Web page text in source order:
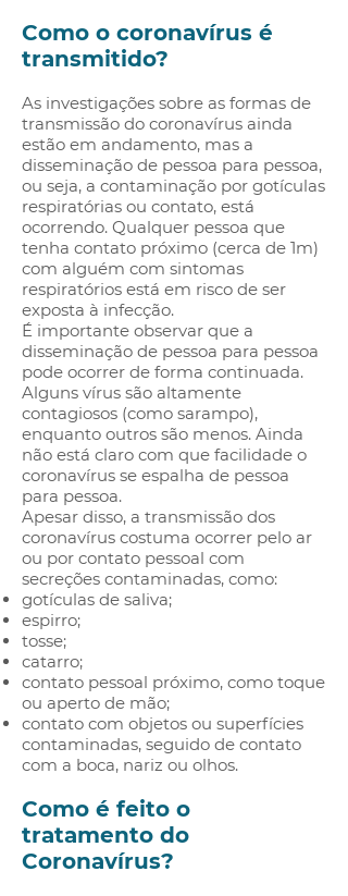
Como o coronavírus é
transmitido?
As investigações sobre as formas de
transmissão do coronavírus ainda
estão em andamento, mas a
disseminação de pessoa para pessoa,
ou seja, a contaminação por gotículas
respiratórias ou contato, está
ocorrendo. Qualquer pessoa que
tenha contato próximo (cerca de 1m)
com alguém com sintomas
respiratórios está em risco de ser
exposta à infecção.
É importante observar que a
disseminação de pessoa para pessoa
pode ocorrer de forma continuada.
Alguns vírus são altamente
contagiosos (como sarampo),
enquanto outros são menos. Ainda
não está claro com que facilidade o
coronavírus se espalha de pessoa
para pessoa.
Apesar disso, a transmissão dos
coronavírus costuma ocorrer pelo ar
ou por contato pessoal com
secreções contaminadas, como:
gotículas de saliva;
espirro;
tosse;
catarro;
contato pessoal próximo, como toque
ou aperto de mão;
contato com objetos ou superfícies
contaminadas, seguido de contato
com a boca, nariz ou olhos.
Como é feito o
tratamento do
Coronavírus?